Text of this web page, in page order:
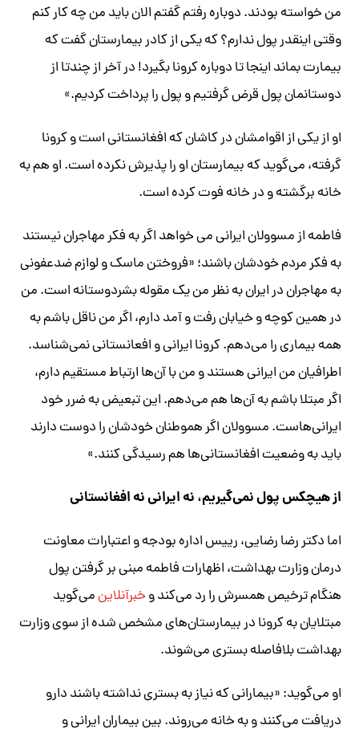
من خواسته بودند. دوباره رفتم گفتم الان باید من چه کار کنم
وقتی اینقدر پول ندارم؟ که یکی از کادر بیمارستان گفت که
بیمارت بماند اینجا تا دوباره کرونا بگیرد! در آخر از چندتا از
دوستانمان پول قرض گرفتیم و پول را پرداخت کردیم.»
او از یکی از اقوامشان در کاشان که افغانستانی است و کرونا
گرفته، می‌گوید که بیمارستان او را پذیرش نکرده است. او هم به
خانه برگشته و در خانه فوت کرده است.
فاطمه از مسوولان ایرانی می خواهد اگر به فکر مهاجران نیستند
به فکر مردم خودشان باشند؛ «فروختن ماسک و لوازم ضدعفونی
به مهاجران در ایران به نظر من یک مقوله بشردوستانه است. من
در همین کوچه و خیابان رفت و آمد دارم، اگر من ناقل باشم به
همه بیماری را می‌دهم. کرونا ایرانی و افعانستانی نمی‌شناسد.
اطرافیان من ایرانی هستند و من با آن‌ها ارتباط مستقیم دارم،
اگر مبتلا باشم به آن‌ها هم می‌دهم. این تبعیض به ضرر خود
ایرانی‌هاست. مسوولان اگر هموطنان خودشان را دوست دارند
باید به وضعیت افغانستانی‌ها هم رسیدگی کنند.»
از هیچکس پول نمی‌گیریم، نه ایرانی نه افغانستانی
اما دکتر رضا رضایی، رییس اداره بودجه و اعتبارات معاونت
درمان وزارت بهداشت، اظهارات فاطمه مبنی بر گرفتن پول
هنگام ترخیص همسرش را رد می‌کند وخبرآنلاینمی‌گوید
مبتلایان به کرونا در بیمارستان‌های مشخص شده از سوی وزارت
بهداشت بلافاصله بستری می‌شوند.
او می‌گوید: «بیمارانی که نیاز به بستری نداشته باشند دارو
دریافت می‌کنند و به خانه می‌روند. بین بیماران ایرانی و